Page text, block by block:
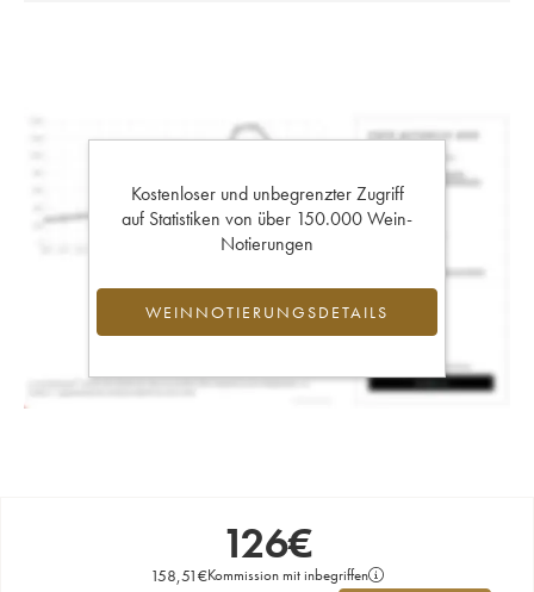
Kostenloser und unbegrenzter Zugriff
auf Statistiken von über 150.000 Wein-
Notierungen
WEINNOTIERUNGSDETAILS
126€
158,51€Kommission mit inbegriffen